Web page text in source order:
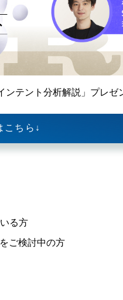
ンテント分析解説」プレゼ
こちら↓
る方
ご検討中の方